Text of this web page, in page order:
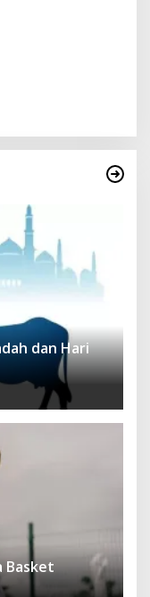
dan Hari
Basket